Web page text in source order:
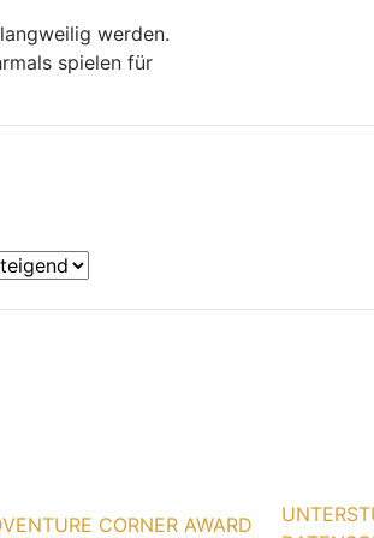
werden.
spielen für